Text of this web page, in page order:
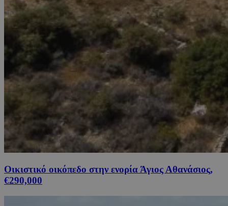
Οικιστικό οικόπεδο στην ενορία Άγιος Αθανάσιος,
€290,000